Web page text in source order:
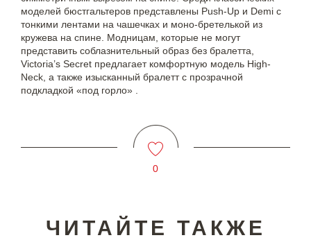
моделей бюстгальтеров представлены Push-Up и Demi c
тонкими лентами на чашечках и моно-бретелькой из
кружева на спине. Модницам, которые не могут
представить соблазнительный образ без бралетта,
Victoria’s Secret предлагает комфортную модель High-
Neck, а также изысканный бралетт с прозрачной
подкладкой «под горло» .
0
ЧИТАЙТЕ ТАКЖЕ